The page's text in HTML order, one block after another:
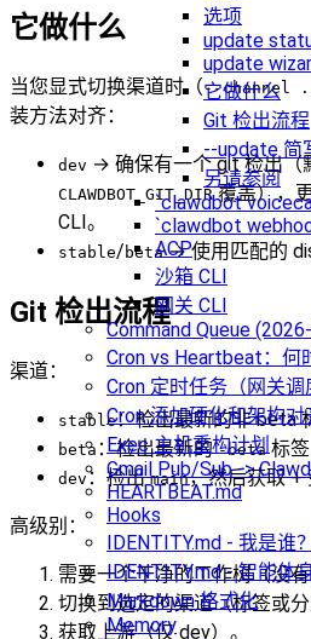
选项
update
update
它做什么
Git 检出流程
--update 简
另请参阅
`clawdbot
`clawdbot
ACP
沙箱 CLI
网关 CLI
Command Queue
Cron vs Heartbeat：何
Cron 定时任务（网关调
Cron 添加硬化和架构对
Exec 主机重构计划
Gmail Pub/Sub ->
HEARTBEAT.md
Hooks
IDENTITY.md - 我是谁？
IDENTITY.md - 智能体
Markdown 格式化
Memory
它做什么
当您显式切换渠道时（--channel
装方法对齐：
dev → 确保有一个 git 检出（
CLAWDBOT_GIT_DIR覆盖），
CLI。
stable/ beta→ 使用匹配的
Git 检出流程
渠道：
stable：检出最新的非 beta
beta ：检出最新的-beta标签
dev：检出main，然后获取 +
高级别：
需要一个干净的工作树（没有
切换到选定的渠道（标签或分
获取上游（仅 dev）。